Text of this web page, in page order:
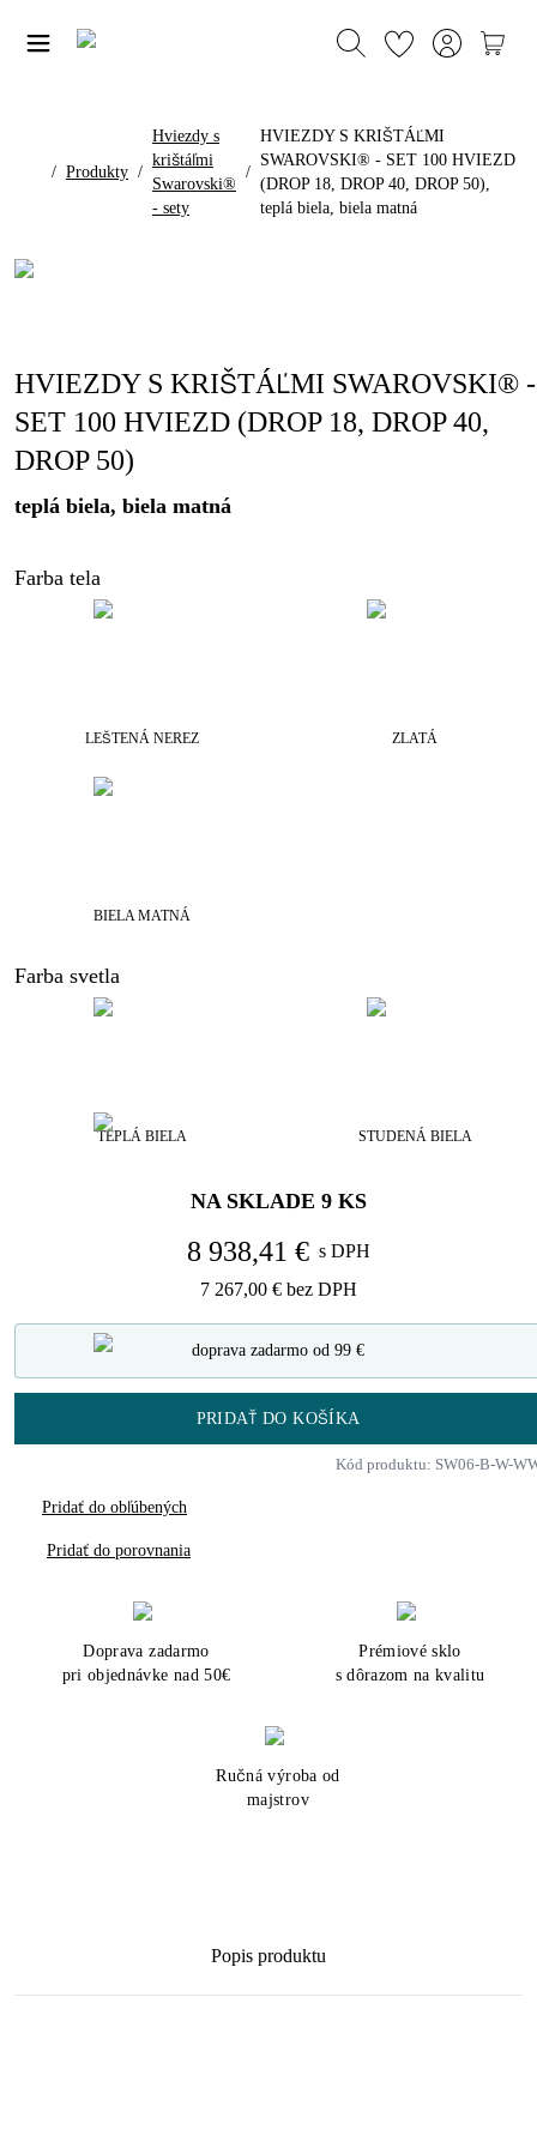
/ Produkty /
Hviezdy s
krištáľmi
Swarovski®
- sety
/
HVIEZDY S KRIŠTÁĽMI
SWAROVSKI® - SET 100 HVIEZD
(DROP 18, DROP 40, DROP 50),
teplá biela, biela matná
HVIEZDY S KRIŠTÁĽMI SWAROVSKI® -
SET 100 HVIEZD (DROP 18, DROP 40,
DROP 50)
teplá biela, biela matná
Farba tela
LEŠTENÁ NEREZ ZLATÁ
BIELA MATNÁ
Farba svetla
TEPLÁ BIELA STUDENÁ BIELA
NA SKLADE 9 KS
8 938,41 € s DPH
7 267,00 € bez DPH
doprava zadarmo od 99 €
PRIDAŤ DO KOŠÍKA
Kód produktu: SW06-B-W-
Pridať do obľúbených
Pridať do porovnania
Doprava zadarmo
pri objednávke nad 50€
Prémiové sklo
s dôrazom na kvalitu
Ručná výroba od
majstrov
Popis produktu